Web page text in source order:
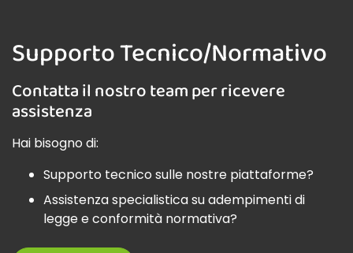
Supporto Tecnico/Normativo
Contatta il nostro team per ricevere
assistenza
Hai bisogno di:
Supporto tecnico sulle nostre piattaforme?
Assistenza specialistica su adempimenti di
legge e conformità normativa?